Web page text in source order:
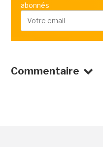
abonnés
Commentaire